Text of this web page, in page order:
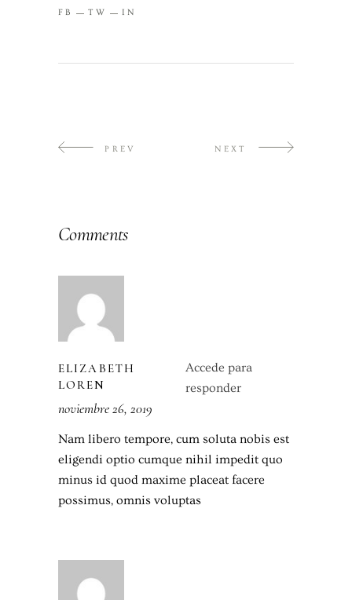
FB TW IN
PREV NEXT
Comments
ELIZABETH
LOREN
Accede para
responder
noviembre 26, 2019
Nam libero tempore, cum soluta nobis est
eligendi optio cumque nihil impedit quo
minus id quod maxime placeat facere
possimus, omnis voluptas